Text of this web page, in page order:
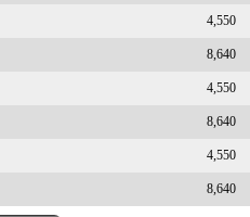
4,550
8,640
4,550
8,640
4,550
8,640